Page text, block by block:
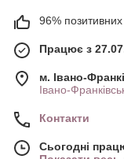
96% позитивних
Працює з
м. Івано-
Івано-
Контакти
Сьогодні